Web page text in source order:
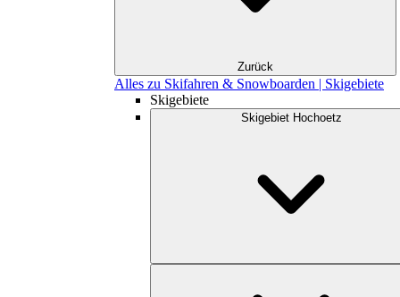
Zurück
Alles zu Skifahren & Snowboarden | Skigebiete
Skigebiete
Skigebiet Hochoetz